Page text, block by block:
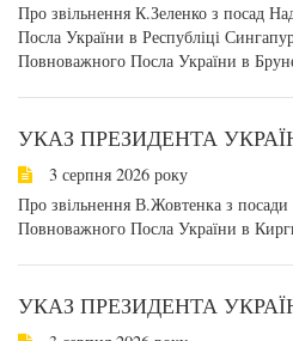
Про звільнення К.Зеленко з посад
Посла України в Республіці
Повноважного Посла України в
УКАЗ ПРЕЗИДЕНТА
3 серпня 2026 року
Про звільнення В.Жовтенка з посади
Повноважного Посла України в
УКАЗ ПРЕЗИДЕНТА